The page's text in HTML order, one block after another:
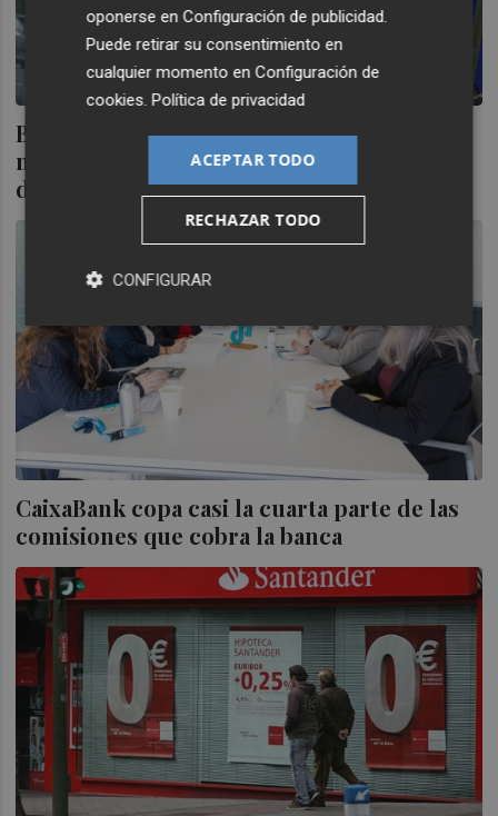
Bankia eliminará las comisiones a 2,4
millones de clientes con ingresos
domiciliados en el banco
CaixaBank copa casi la cuarta parte de las
comisiones que cobra la banca
oponerse enConfiguración de publicidad.
Puede retirar su consentimiento en
cualquier momento enConfiguración de
cookies.Política de privacidad
ACEPTAR TODO
RECHAZAR TODO
CONFIGURAR